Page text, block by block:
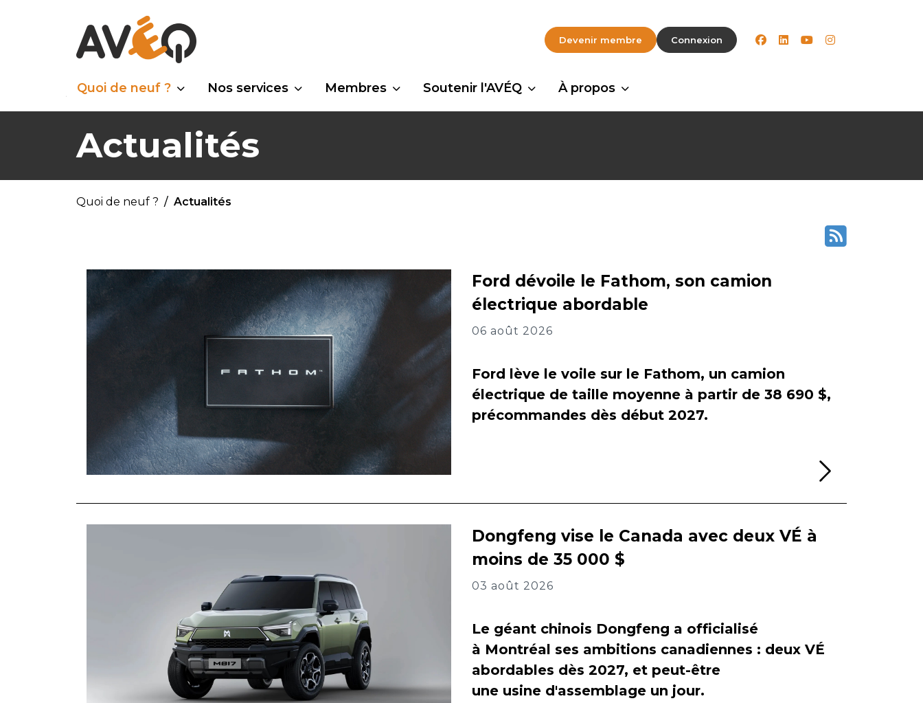
Devenir membre Connexion facebook
linkedinyoutubeinstagram
Quoi de neuf ? Nos services Membres Soutenir l'AVÉQ À propos
Actualités
Quoi de neuf ? Actualités
Ford dévoile le Fathom, son camion
électrique abordable
06 août 2026
Ford lève le voile sur le Fathom, un camion
électrique de taille moyenne à partir de 38 690 $,
précommandes dès début 2027.
Dongfeng vise le Canada avec deux VÉ à
moins de 35 000 $
03 août 2026
Le géant chinois Dongfeng a officialisé
à Montréal ses ambitions canadiennes : deux VÉ
abordables dès 2027, et peut-être
une usine d'assemblage un jour.